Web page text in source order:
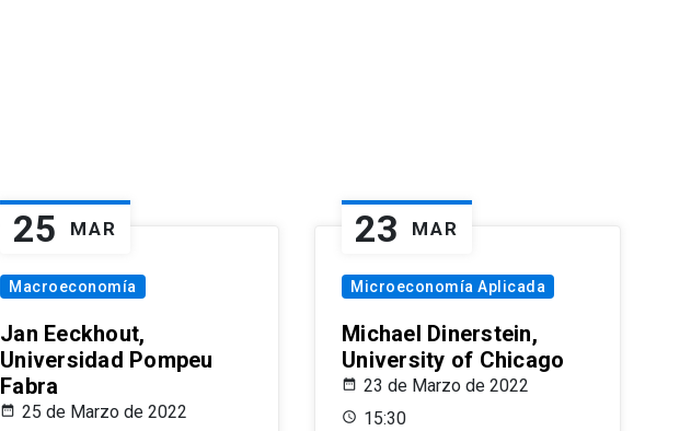
25 MAR
Macroeconomía
Jan Eeckhout,
Universidad Pompeu
Fabra
25 de Marzo de 2022
23 MAR
Microeconomía Aplicada
Michael Dinerstein,
University of Chicago
23 de Marzo de 2022
15:30